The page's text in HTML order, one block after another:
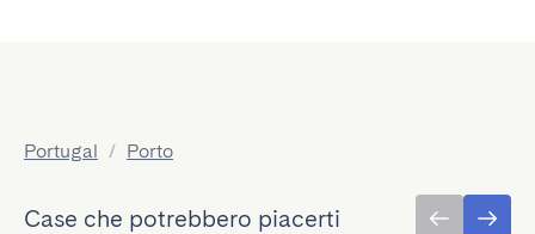
Portugal / Porto
Case che potrebbero piacerti